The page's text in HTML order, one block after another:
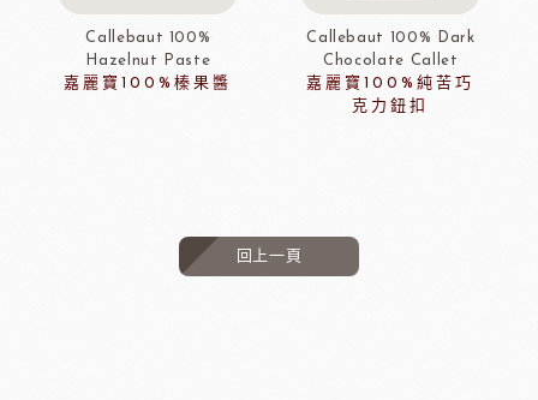
Callebaut 100%
Hazelnut Paste
嘉麗寶100%榛果醬
Callebaut 100% Dark
Chocolate Callet
嘉麗寶100%純苦巧
克力鈕扣
回上一頁